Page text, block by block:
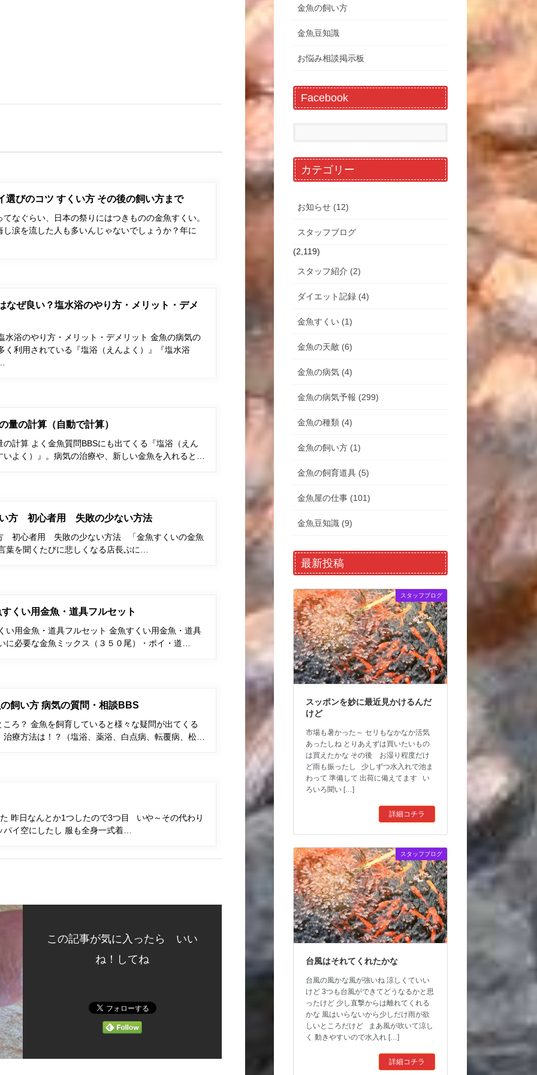
選びのコツ すくい方 その後の飼い方まで
なぐらい、日本の祭りにはつきものの金魚すくい。
涙を流した人も多いんじゃないでしょうか？年に
なぜ良い？塩水浴のやり方・メリット・デメ
水浴のやり方・メリット・デメリット 金魚の病気の
く利用されている『塩浴（えんよく）』『塩水浴
量の計算（自動で計算）
計算 よく金魚質問BBSにも出てくる『塩浴（えん
いよく）』。病気の治療や、新しい金魚を入れると…
い方 初心者用 失敗の少ない方法
初心者用 失敗の少ない方法 「金魚すくいの金魚
葉を聞くたびに悲しくなる店長ぷに…
くい用金魚・道具フルセット
用金魚・道具フルセット 金魚すくい用金魚・道具
に必要な金魚ミックス（３５０尾）・ポイ・道…
飼い方 病気の質問・相談BBS
ろ？ 金魚を飼育していると様々な疑問が出てくる
治療方法は！？（塩浴、薬浴、白点病、転覆病、松…
昨日なんとか1つしたので3つ目 いや～その代わり
パイ空にしたし 服も全身一式着…
この記事が気に入ったら いい
ね！してね
金魚の飼い方
金魚豆知識
お悩み相談掲示板
Facebook
カテゴリー
お知らせ (12)
スタッフブログ
(2,119)
スタッフ紹介 (2)
ダイエット記録 (4)
金魚すくい (1)
金魚の天敵 (6)
金魚の病気 (4)
金魚の病気予報 (299)
金魚の種類 (4)
金魚の飼い方 (1)
金魚の飼育道具 (5)
金魚屋の仕事 (101)
金魚豆知識 (9)
最新投稿
スタッフブログ
スッポンを妙に最近見かけるんだ
けど
市場も暑かった～ セリもなかなか活気
あったしね とりあえずは買いたいもの
は買えたかな その後 お湿り程度だけ
ど雨も振ったし 少しずつ水入れで池ま
わって 準備して 出荷に備えてます い
ろいろ聞い […]
詳細コチラ
スタッフブログ
台風はそれてくれたかな
台風の風かな風が強いね 涼しくていい
けど 3つも台風ができてどうなるかと思
ったけど 少し直撃からは離れてくれる
かな 風はいらないから少しだけ雨が欲
しいところだけど まあ風が吹いて涼し
く 動きやすいので水入れ […]
詳細コチラ